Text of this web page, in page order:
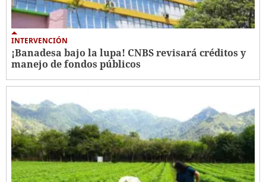
INTERVENCIÓN
¡Banadesa bajo la lupa! CNBS revisará créditos y
manejo de fondos públicos